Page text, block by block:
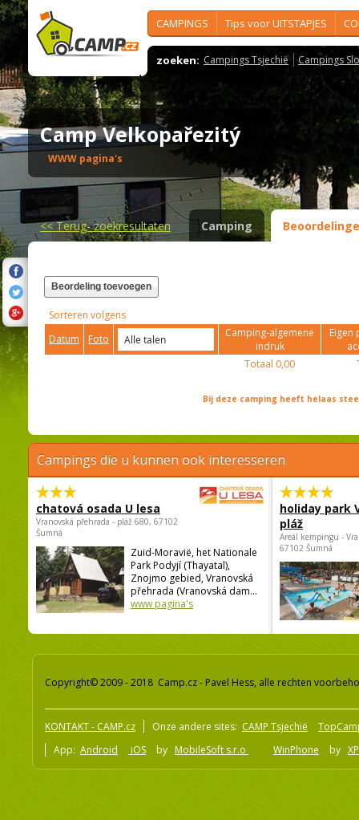
CAMPINGS Tips voor UITSTAPJES
zoeken: Campings Tsjechië Campings
Camp Velkopařezitý
WWW pagina's
<<Terug- zoekresultaten Camping
Beordeling toevoegen
Sorteren volgens
Datum
Foto
Camping-algemene
indruk
Eigen
Totaal 0,00
Bij deze camping heeft helaas
Campings die u kunnen ook interesseren
chatová osada U lesa
Vranovská přehrada - pláž 680, 67102
Šumná
Zuid-Moravië, het Nationale
Park Podyjí (Thayatal),
Znojmo gebied, Vranovská
přehrada (Vranovská dam...
www pagina's
holiday park
pláž
Areál kempingu -
67102 Šumná
Copyright© 2009 - 2018 Camp.cz - Pavel Hess, alle rechten
KONTAKT - CAMP.cz Onze andere sites: CAMP Tsjechië
App: Android iOS by MobileSoft s.r.o WinPhone by